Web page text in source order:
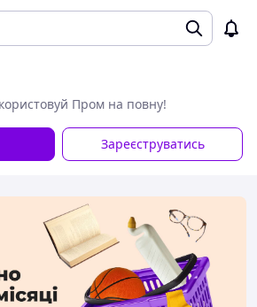
Пром на повну!
Зареєструватись